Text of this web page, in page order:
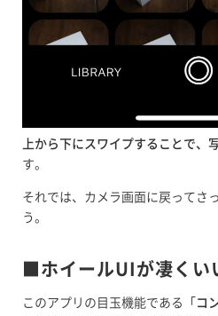
上から下にスワイプすることで、
す。
それでは、カメラ画面に戻ってさ
う。
■ホイールUIが凄くい
このアプリの目玉機能である「 コ